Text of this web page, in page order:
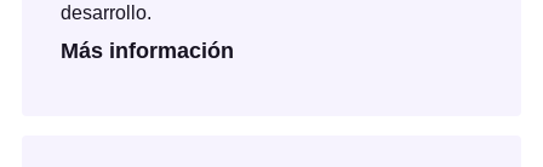
desarrollo.
Más información